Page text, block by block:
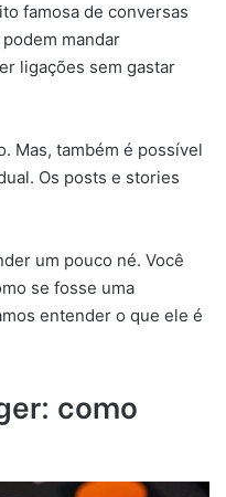
famosa de conversas
mandar
ligações sem gastar
Mas, também é possível
Os posts e stories
um pouco né. Você
se fosse uma
entender o que ele é
como